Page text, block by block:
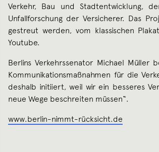
Verkehr, Bau und Stadtentwicklung,
Unfallforschung der Versicherer. Das
gestreut werden, vom klassischen
Youtube.
Berlins Verkehrssenator Michael Müller
Kommunikationsmaßnahmen für die
deshalb initiiert, weil wir ein besseres
neue Wege beschreiten müssen“.
www.berlin-nimmt-rücksicht.de